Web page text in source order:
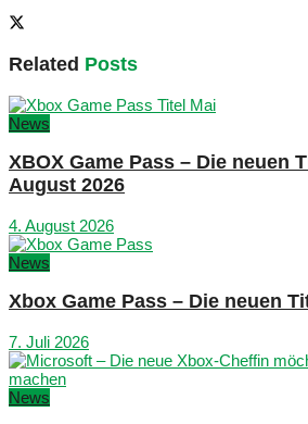
Related Posts
News
XBOX Game Pass – Die neuen
August 2026
4. August 2026
News
Xbox Game Pass – Die neuen
7. Juli 2026
News